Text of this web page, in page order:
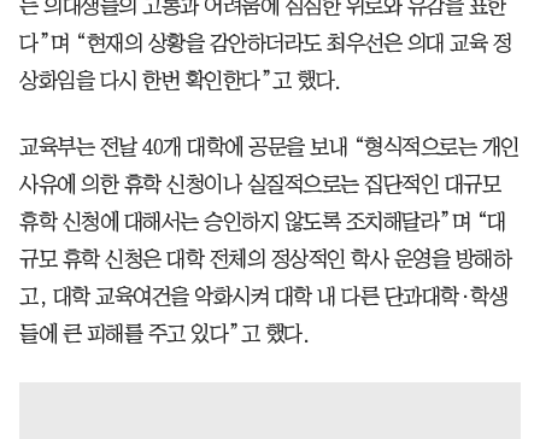
는 의대생들의 고통과 어려움에 심심한 위로와 유감을 표한
다”며 “현재의 상황을 감안하더라도 최우선은 의대 교육 정
상화임을 다시 한번 확인한다”고 했다.
교육부는 전날 40개 대학에 공문을 보내 “형식적으로는 개인
사유에 의한 휴학 신청이나 실질적으로는 집단적인 대규모
휴학 신청에 대해서는 승인하지 않도록 조치해달라”며 “대
규모 휴학 신청은 대학 전체의 정상적인 학사 운영을 방해하
고, 대학 교육여건을 악화시켜 대학 내 다른 단과대학·학생
들에 큰 피해를 주고 있다”고 했다.